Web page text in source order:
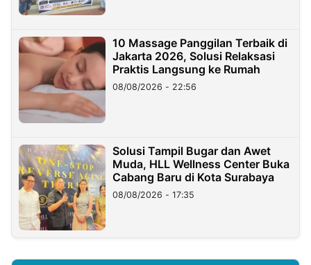
10 Massage Panggilan Terbaik di
Jakarta 2026, Solusi Relaksasi
Praktis Langsung ke Rumah
08/08/2026 - 22:56
Solusi Tampil Bugar dan Awet
Muda, HLL Wellness Center Buka
Cabang Baru di Kota Surabaya
08/08/2026 - 17:35